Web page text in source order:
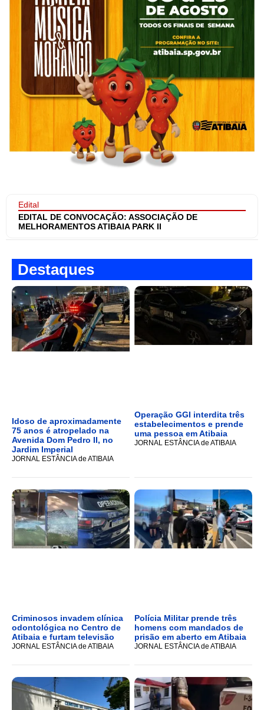
Edital
EDITAL DE CONVOCAÇÃO: ASSOCIAÇÃO DE
MELHORAMENTOS ATIBAIA PARK II
Destaques
Idoso de aproximadamente
75 anos é atropelado na
Avenida Dom Pedro II, no
Jardim Imperial
JORNAL ESTÂNCIA de ATIBAIA
Operação GGI interdita três
estabelecimentos e prende
uma pessoa em Atibaia
JORNAL ESTÂNCIA de ATIBAIA
Criminosos invadem clínica
odontológica no Centro de
Atibaia e furtam televisão
JORNAL ESTÂNCIA de ATIBAIA
Polícia Militar prende três
homens com mandados de
prisão em aberto em Atibaia
JORNAL ESTÂNCIA de ATIBAIA